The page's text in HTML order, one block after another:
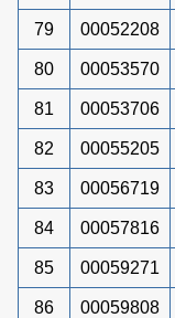
79 00052208
80 00053570
81 00053706
82 00055205
83 00056719
84 00057816
85 00059271
86 00059808